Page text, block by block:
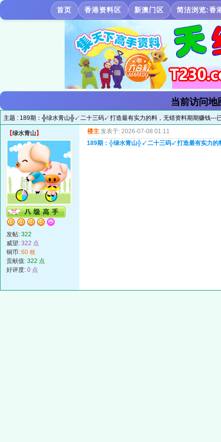
首页 香港资料区 新澳门区 简洁浏览:香
当前访问地
主题 : 189期：╬绿水青山╬↙二十三码↙打造最有实力的料，无错资料期期赚钱---
【绿水青山】
发帖: 322
威望: 322 点
铜币: 60 枚
贡献值: 322 点
好评度: 0 点
楼主 发表于: 2026-07-08 01:11
189期：╬绿水青山╬↙二十三码↙打造最有实力的